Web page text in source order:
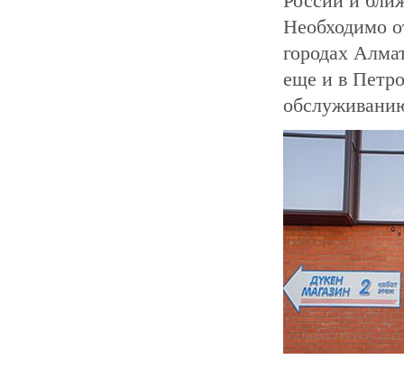
Необходимо
городах
еще и в